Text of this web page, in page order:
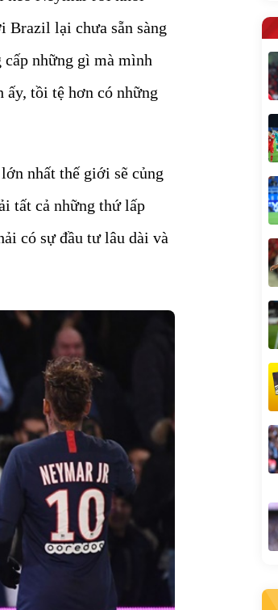
Brazil lại chưa sẵn sàng
những gì mà mình
ấy, tồi tệ hơn có những
nhất thế giới sẽ củng
tất cả những thứ lấp
có sự đầu tư lâu dài và